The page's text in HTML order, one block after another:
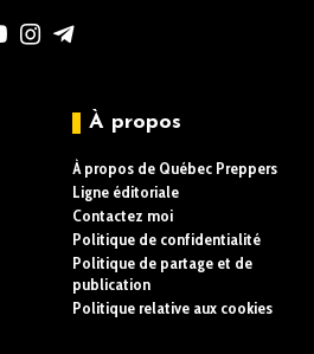
À propos
À propos de Québec Preppers
Ligne éditoriale
Contactez moi
Politique de confidentialité
Politique de partage et de
publication
Politique relative aux cookies